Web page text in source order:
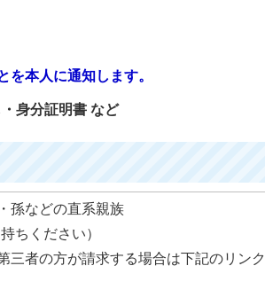
を本人に通知します。
身分証明書 など
孫などの直系親族
ちください）
三者の方が請求する場合は下記のリンク